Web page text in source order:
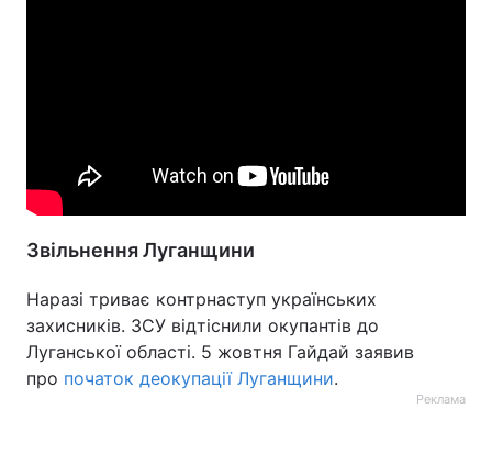
Звільнення Луганщини
Наразі триває контрнаступ українських
захисників. ЗСУ відтіснили окупантів до
Луганської області. 5 жовтня Гайдай заявив
про початок деокупації Луганщини.
Реклама